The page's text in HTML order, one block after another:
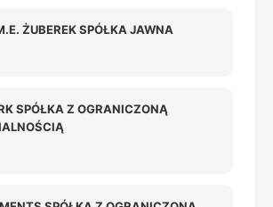
ŻUBEREK SPÓŁKA JAWNA
SPÓŁKA Z OGRANICZONĄ